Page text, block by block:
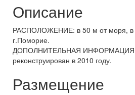
Описание
РАСПОЛОЖЕНИЕ: в 50 м от моря, в
г.Поморие.
ДОПОЛНИТЕЛЬНАЯ ИНФОРМАЦИЯ:
реконструирован в 2010 году.
Размещение